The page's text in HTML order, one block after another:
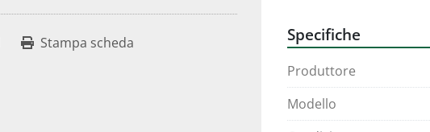
Stampa scheda Specifiche
Produttore
Modello